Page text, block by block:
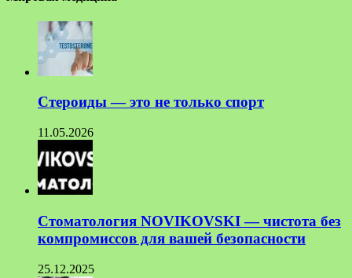
Стероиды — это не только спорт
11.05.2026
Стоматология NOVIKOVSKI — чистота без
компромиссов для вашей безопасности
25.12.2025